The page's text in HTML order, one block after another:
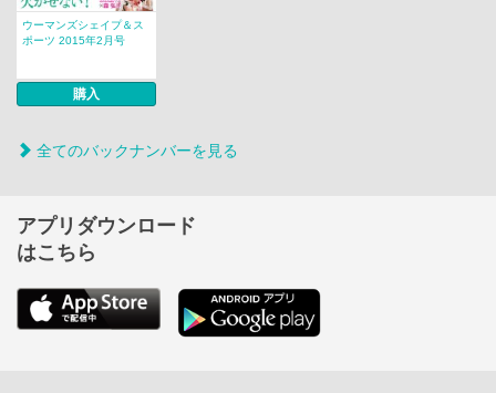
ウーマンズシェイプ＆ス
ポーツ 2015年2月号
購入
全てのバックナンバーを見る
アプリダウンロード
はこちら